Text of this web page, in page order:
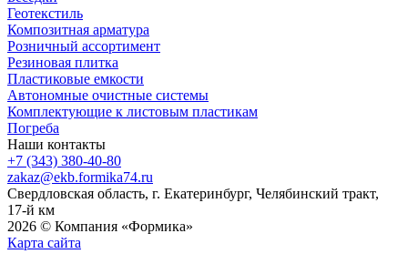
Геотекстиль
Композитная арматура
Розничный ассортимент
Резиновая плитка
Пластиковые емкости
Автономные очистные системы
Комплектующие к листовым пластикам
Погреба
Наши контакты
+7 (343) 380-40-80
zakaz@ekb.formika74.ru
Свердловская область, г. Екатеринбург, Челябинский тракт,
17-й км
2026 © Компания «Формика»
Карта сайта